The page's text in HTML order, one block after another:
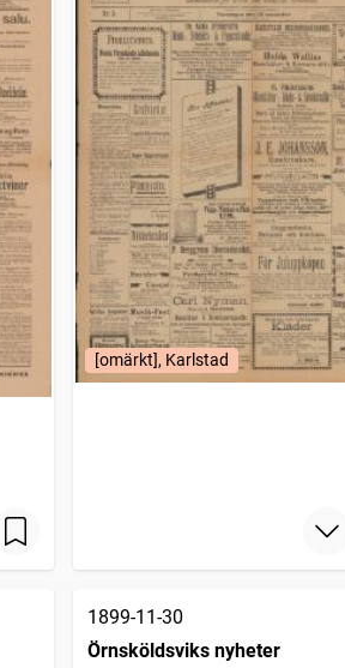
[omärkt], Karlstad
1899-11-30
Örnsköldsviks nyheter